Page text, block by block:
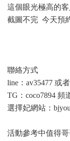
這個眼光極高的
截圖不完 今天預
聯絡方式
line：av35477 或
TG：coco7894 頻
選擇妃網站：
活動參考中值得